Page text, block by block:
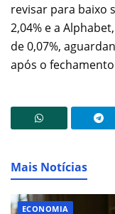
revisar para baixo
2,04% e a
de 0,07%,
após o
Mais Notícias
ECONOMIA